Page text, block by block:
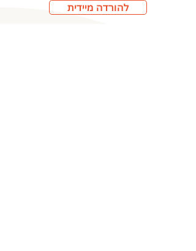
להורדה מיידית